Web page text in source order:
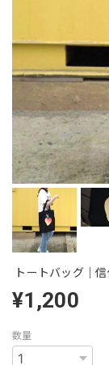
トートバッグ｜
¥1,200
数量